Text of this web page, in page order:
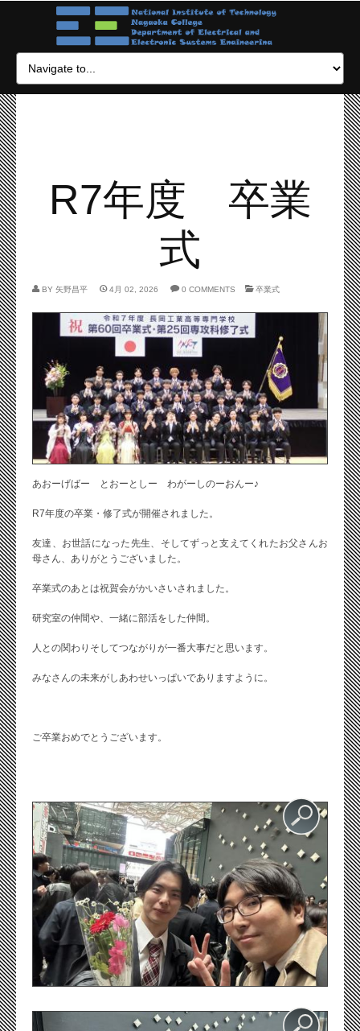
R7年度 卒業
式
BY 矢野昌平 4月 02, 2026 0 COMMENTS 卒業式
あおーげばー とおーとしー わがーしのーおんー♪
R7年度の卒業・修了式が開催されました。
友達、お世話になった先生、そしてずっと支えてくれたお父さんお
母さん、ありがとうございました。
卒業式のあとは祝賀会がかいさいされました。
研究室の仲間や、一緒に部活をした仲間。
人との関わりそしてつながりが一番大事だと思います。
みなさんの未来がしあわせいっぱいでありますように。
ご卒業おめでとうございます。